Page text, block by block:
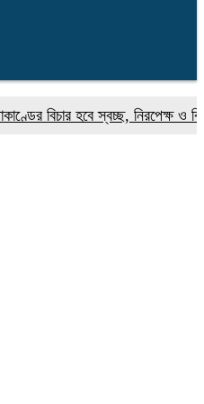
হবে স্বচ্ছ, নিরপেক্ষ ও